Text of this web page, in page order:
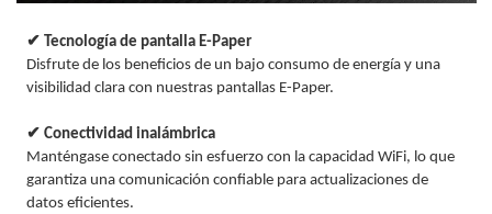
✔ Tecnología de pantalla E-Paper
Disfrute de los beneficios de un bajo consumo de energía y una
visibilidad clara con nuestras pantallas E-Paper.
✔ Conectividad inalámbrica
Manténgase conectado sin esfuerzo con la capacidad WiFi, lo que
garantiza una comunicación confiable para actualizaciones de
datos eficientes.